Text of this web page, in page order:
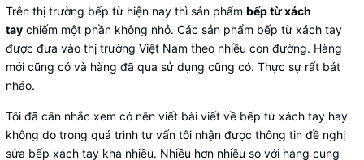
Trên thị trường bếp từ hiện nay thì sản phẩm bếp từ xách
tay chiếm một phần không nhỏ. Các sản phẩm bếp từ xách tay
được đưa vào thị trường Việt Nam theo nhiều con đường. Hàng
mới cũng có và hàng đã qua sử dụng cũng có. Thực sự rất bát
nháo.
Tôi đã cân nhắc xem có nên viết bài viết về bếp từ xách tay hay
không do trong quá trình tư vấn tôi nhận được thông tin đề nghị
sửa bếp xách tay khá nhiều. Nhiều hơn nhiều so với hàng cung